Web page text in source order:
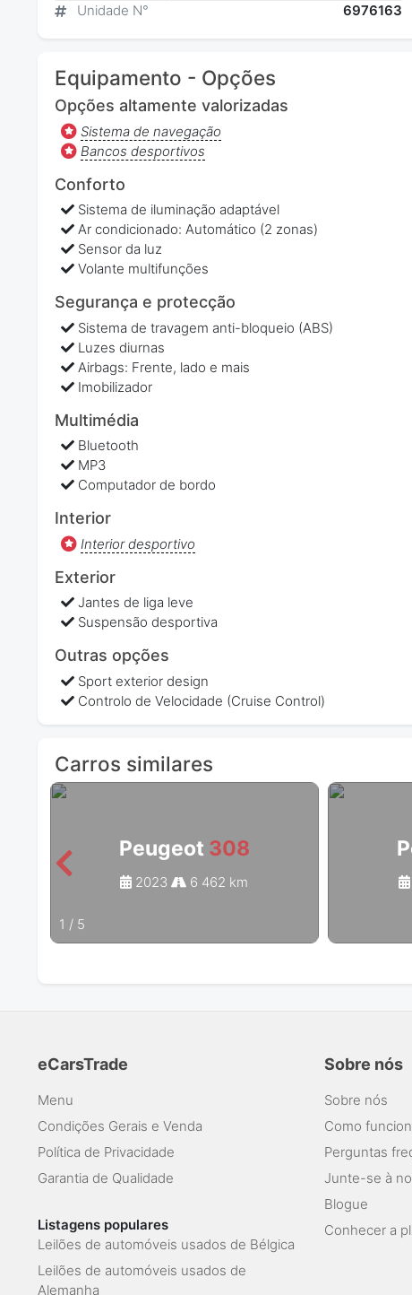
Unidade N°
6976163
Equipamento - Opções
Opções altamente valorizadas
Sistema de navegação
Bancos desportivos
Conforto
Sistema de iluminação adaptável
Ar condicionado: Automático (2 zonas)
Sensor da luz
Volante multifunções
Segurança e protecção
Sistema de travagem anti-bloqueio (ABS)
Luzes diurnas
Airbags: Frente, lado e mais
Imobilizador
Multimédia
Bluetooth
MP3
Computador de bordo
Interior
Interior desportivo
Exterior
Jantes de liga leve
Suspensão desportiva
Outras opções
Sport exterior design
Controlo de Velocidade (Cruise Control)
Carros similares
Peugeot 308
2023 6 462 km
1 / 5
eCarsTrade
Menu
Condições Gerais e Venda
Política de Privacidade
Garantia de Qualidade
Listagens populares
Leilões de automóveis usados de Bélgica
Leilões de automóveis usados de
Alemanha
Sobre nós
Sobre nós
Como
Perguntas
Junte-se à
Blogue
Conhecer a